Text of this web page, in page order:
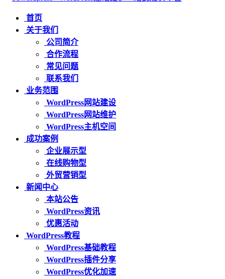
首页
关于我们
公司简介
合作流程
常见问题
联系我们
业务范围
WordPress网站建设
WordPress网站维护
WordPress主机空间
成功案例
企业展示型
在线购物型
外贸营销型
新闻中心
本站公告
WordPress资讯
优惠活动
WordPress教程
WordPress基础教程
WordPress插件分享
WordPress优化加速